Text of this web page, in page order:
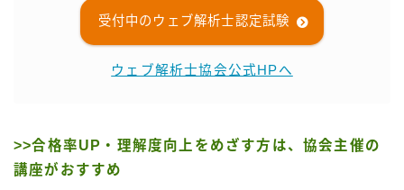
受付中のウェブ解析士認定試験
ウェブ解析士協会公式HPへ
>>合格率UP・理解度向上をめざす方は、協会主催の
講座がおすすめ